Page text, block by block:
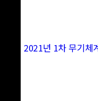
2021년 1차 무기체